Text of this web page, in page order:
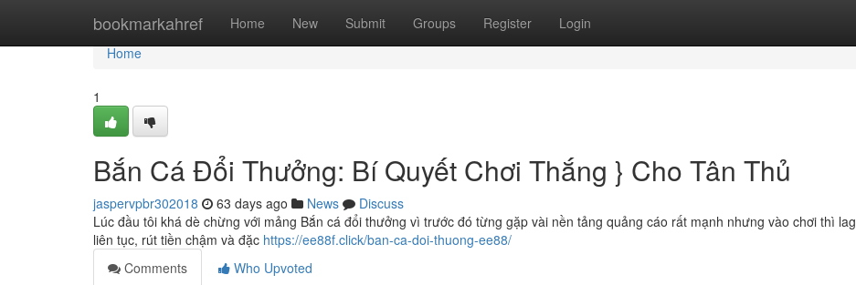
bookmarkahref Home New Submit Groups Register Login
Home
Home
1
Bắn Cá Đổi Thưởng: Bí Quyết Chơi Thắng } Cho Tân Thủ
jaspervpbr302018 63 days ago News
Discuss
Lúc đầu tôi khá dè chừng với mảng Bắn cá đổi thưởng vì trước đó từng gặp vài nền tảng quảng cáo rất mạnh nhưng vào chơi thì lag
liên tục, rút tiền chậm và đặc https://ee88f.click/ban-ca-doi-thuong-ee88/
Comments
Who Upvoted